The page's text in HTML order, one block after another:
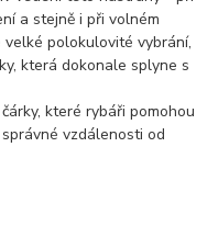
a stejně i při volném
polokulovité vybrání,
která dokonale splyne s
které rybáři pomohou
vzdálenosti od